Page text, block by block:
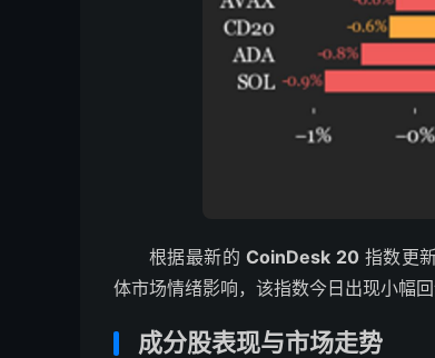
根据最新的CoinDesk 20指数更新
体市场情绪影响，该指数今日出现小幅
成分股表现与市场走势